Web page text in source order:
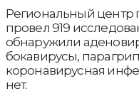
Региональный центр
провел 919
обнаружили
бокавирусы,
коронавирусная
нет.